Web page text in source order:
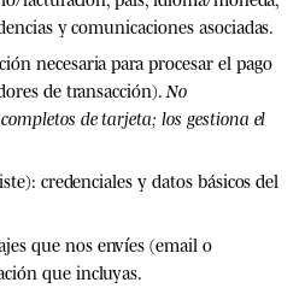
y comunicaciones asociadas.
necesaria para procesar el pago
de transacción). No
de tarjeta; los gestiona el
credenciales y datos básicos del
que nos envíes (email o
que incluyas.